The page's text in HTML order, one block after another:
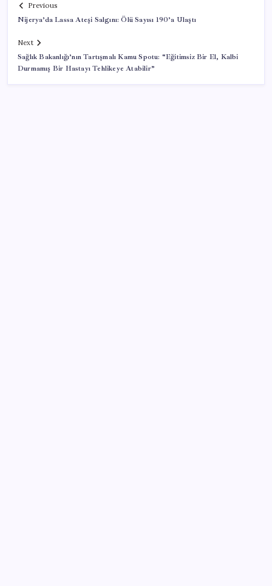
Previous
Nijerya’da Lassa Ateşi Salgını: Ölü Sayısı 190’a Ulaştı
Next
Sağlık Bakanlığı’nın Tartışmalı Kamu Spotu: “Eğitimsiz Bir El, Kalbi
Durmamış Bir Hastayı Tehlikeye Atabilir”